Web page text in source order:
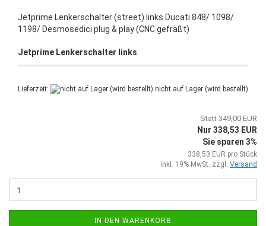
Jetprime Lenkerschalter (street) links Ducati 848/ 1098/
1198/ Desmosedici plug & play (CNC gefräßt)
Jetprime Lenkerschalter links
Lieferzeit: nicht auf Lager (wird bestellt)
Statt 349,00 EUR
Nur 338,53 EUR
Sie sparen 3%
338,53 EUR pro Stück
inkl. 19% MwSt. zzgl. Versand
IN DEN WARENKORB